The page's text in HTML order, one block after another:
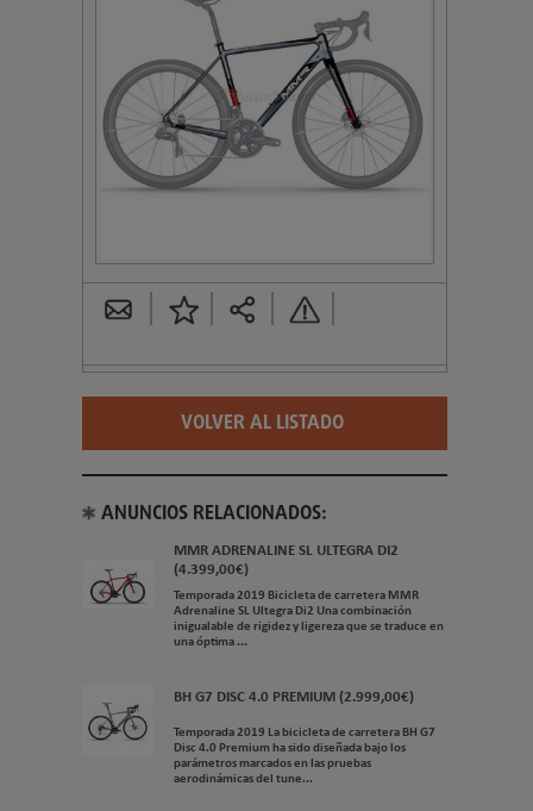
VOLVER AL LISTADO
ANUNCIOS RELACIONADOS:
MMR ADRENALINE SL ULTEGRA DI2
(4.399,00€)
Temporada 2019 Bicicleta de carretera MMR
Adrenaline SL Ultegra Di2 Una combinación
inigualable de rigidez y ligereza que se traduce en
una óptima ...
BH G7 DISC 4.0 PREMIUM (2.999,00€)
Temporada 2019 La bicicleta de carretera BH G7
Disc 4.0 Premium ha sido diseñada bajo los
parámetros marcados en las pruebas
aerodinámicas del tune...